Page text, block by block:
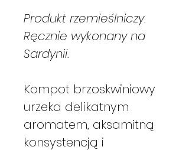
Produkt rzemieślniczy.
Ręcznie wykonany na
Sardynii.
Kompot brzoskwiniowy
urzeka delikatnym
aromatem, aksamitną
konsystencją i